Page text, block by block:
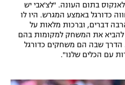
בתום העונה. "לצ'אבי יש
כדורגל באמצע המגרש. היו לו
דברים, וברכות מלאות על
להביא את המשחק למקומות בהם
הדרך שבה הם משחקים כדורגל
עם הכלים שלנו".